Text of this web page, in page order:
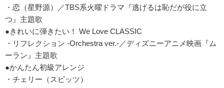
・恋（星野源）／TBS系火曜ドラマ『逃げるは恥だが役に立
つ』主題歌
●きれいに弾きたい！ We Love CLASSIC
・リフレクション -Orchestra ver.-／ディズニーアニメ映画『ム
ーラン』主題歌
●かんたん初級アレンジ
・チェリー（スピッツ）